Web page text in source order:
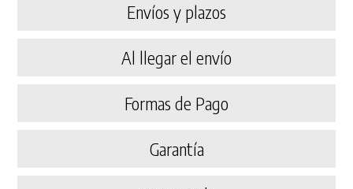
Envíos y plazos
Al llegar el envío
Formas de Pago
Garantía